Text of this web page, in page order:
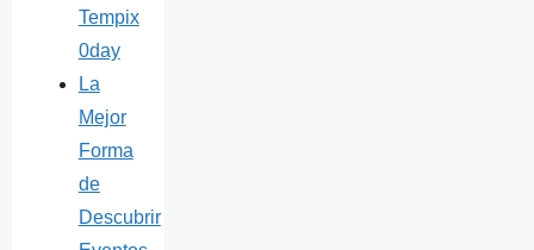
Tempix
0day
La
Mejor
Forma
de
Descubrir